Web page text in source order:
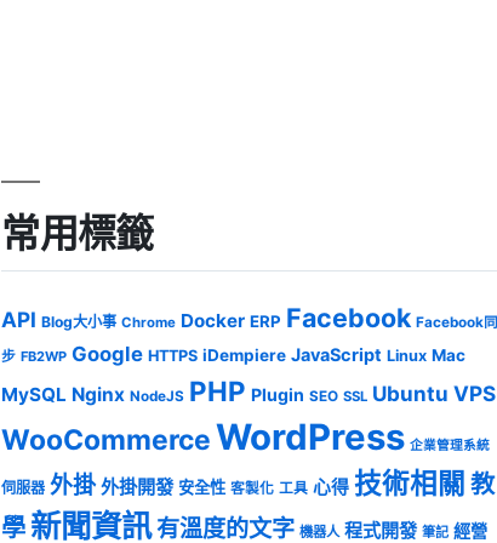
常用標籤
API Blog大小事 Chrome Docker ERP Facebook Facebook同
步 FB2WP Google HTTPS iDempiere JavaScript Linux Mac
MySQL Nginx NodeJS PHP Plugin SEO SSL Ubuntu VPS
WooCommerceWordPress 企業管理系統
伺服器 外掛 外掛開發 安全性 客製化 工具 心得 技術相關 教
學 新聞資訊有溫度的文字 機器人 程式開發 筆記 經營